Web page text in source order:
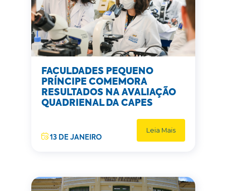
FACULDADES PEQUENO
PRÍNCIPE COMEMORA
RESULTADOS NA AVALIAÇÃO
QUADRIENAL DA CAPES
13 DE JANEIRO
Leia Mais